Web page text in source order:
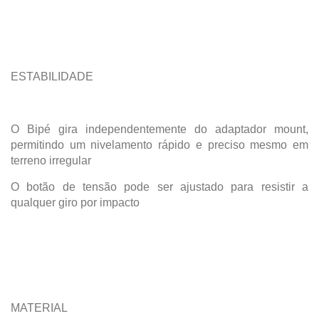
ESTABILIDADE
O Bipé gira independentemente do adaptador mount,
permitindo um nivelamento rápido e preciso mesmo em
terreno irregular
O botão de tensão pode ser ajustado para resistir a
qualquer giro por impacto
MATERIAL